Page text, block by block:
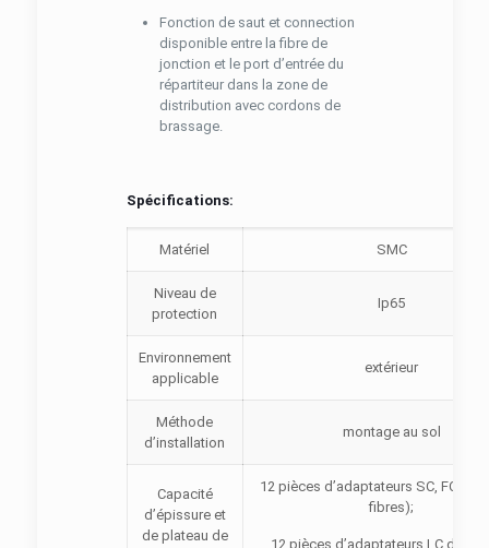
Fonction de saut et connection
disponible entre la fibre de
jonction et le port d’entrée du
répartiteur dans la zone de
distribution avec cordons de
brassage.
Spécifications:
Matériel SMC
Niveau de
protection
Ip65
Environnement
applicable
extérieur
Méthode
d’installation
montage au sol
Capacité
d’épissure et
de plateau de
12 pièces d’adaptateurs SC, FC ou
fibres);
12 pièces d’adaptateurs LC